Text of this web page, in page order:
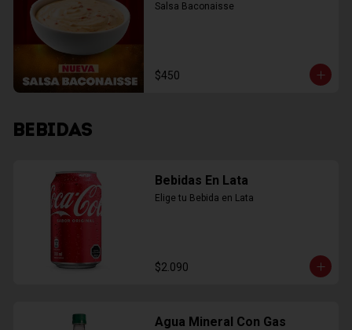
Salsa Baconaisse
$450
BEBIDAS
Bebidas En Lata
Elige tu Bebida en Lata
$2.090
Agua Mineral Con Gas